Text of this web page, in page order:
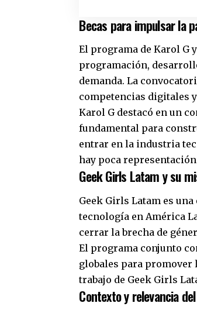
Becas para impulsar la
El programa de Karol G
programación,
demanda. La
competencias digitales
Karol G destacó en un
fundamental para
entrar en la industria
hay poca
Geek Girls Latam y su
Geek Girls Latam es
tecnología en América
cerrar la brecha de
El programa conjunto
globales para promover
trabajo de Geek Girls
Contexto y relevancia